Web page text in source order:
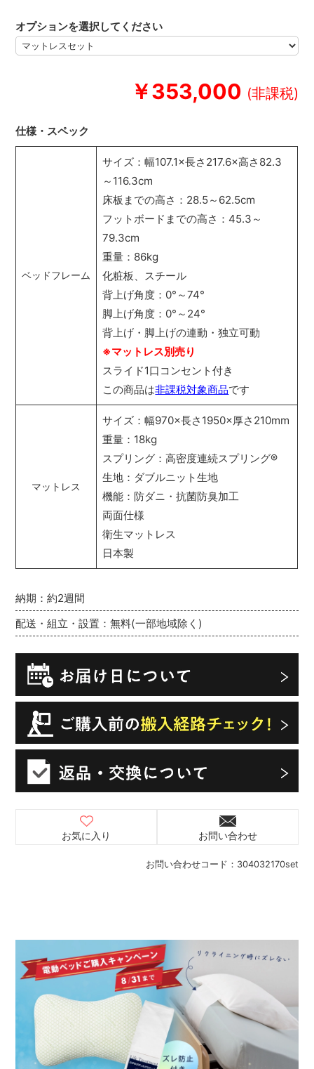
￥353,000
お問い合わせコード： 304032170set
納期：約2週間
配送・組立・設置：無料(一部地域除く)
オプションを選択してください
お気に入り お問い合わせ
仕様・スペック
ベッドフレーム
サイズ：幅107.1×長さ217.6×高さ82.3
～116.3cm
床板までの高さ：28.5～62.5cm
フットボードまでの高さ：45.3～
79.3cm
重量：86kg
化粧板、スチール
背上げ角度：0°～74°
脚上げ角度：0°～24°
背上げ・脚上げの連動・独立可動
※マットレス別売り
スライド1口コンセント付き
この商品は非課税対象商品です
マットレス
サイズ：幅970×長さ1950×厚さ210mm
重量：18kg
スプリング：高密度連続スプリング®
生地：ダブルニット生地
機能：防ダニ・抗菌防臭加工
両面仕様
衛生マットレス
日本製